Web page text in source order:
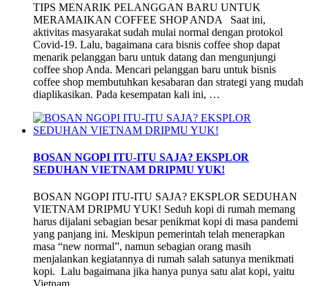
TIPS MENARIK PELANGGAN BARU UNTUK
MERAMAIKAN COFFEE SHOP ANDA Saat ini,
aktivitas masyarakat sudah mulai normal dengan protokol
Covid-19. Lalu, bagaimana cara bisnis coffee shop dapat
menarik pelanggan baru untuk datang dan mengunjungi
coffee shop Anda. Mencari pelanggan baru untuk bisnis
coffee shop membutuhkan kesabaran dan strategi yang mudah
diaplikasikan. Pada kesempatan kali ini, …
BOSAN NGOPI ITU-ITU SAJA? EKSPLOR
SEDUHAN VIETNAM DRIPMU YUK!
BOSAN NGOPI ITU-ITU SAJA? EKSPLOR SEDUHAN
VIETNAM DRIPMU YUK! Seduh kopi di rumah memang
harus dijalani sebagian besar penikmat kopi di masa pandemi
yang panjang ini. Meskipun pemerintah telah menerapkan
masa “new normal”, namun sebagian orang masih
menjalankan kegiatannya di rumah salah satunya menikmati
kopi. Lalu bagaimana jika hanya punya satu alat kopi, yaitu
Vietnam …